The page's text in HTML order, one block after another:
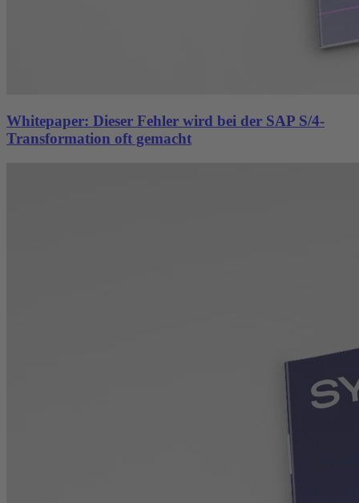
Whitepaper: Dieser Fehler wird bei der SAP S/4-
Transformation oft gemacht